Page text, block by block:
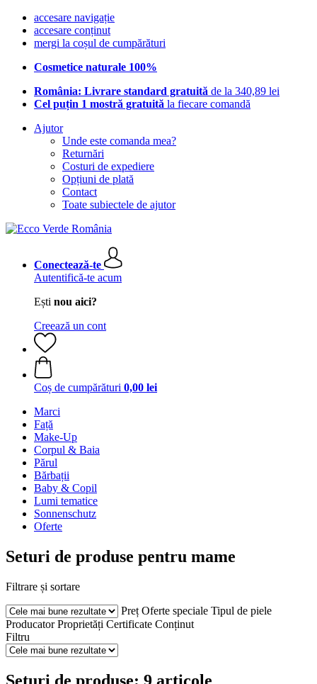
accesare navigație
accesare conținut
mergi la coșul de cumpărături
Cosmetice naturale 100%
România: Livrare standard gratuită de la 340,89 lei
Cel puțin 1 mostră gratuită la fiecare comandă
Ajutor
Unde este comanda mea?
Returnări
Costuri de expediere
Opțiuni de plată
Contact
Toate subiectele de ajutor
Conectează-te
Autentifică-te acum
Ești nou aici?
Creează un cont
Coș de cumpărături 0,00 lei
Marci
Față
Make-Up
Corpul & Baia
Părul
Bărbații
Baby & Copil
Lumi tematice
Sonnenschutz
Oferte
Seturi de produse pentru mame
Filtrare și sortare
Preț Oferte speciale Tipul de piele
Producator Proprietăți Certificate Conținut
Filtru
Seturi de produse: 9 articole